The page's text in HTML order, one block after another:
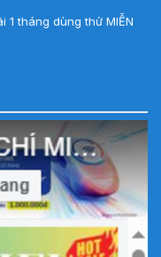
1 tháng dùng thử MIỄN